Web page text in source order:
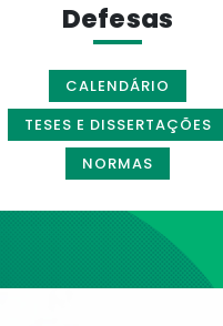
Defesas
CALENDÁRIO
TESES E DISSERTAÇÕES
NORMAS